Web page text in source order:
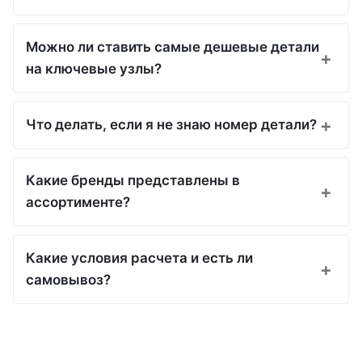
Можно ли ставить самые дешевые детали
на ключевые узлы?
Что делать, если я не знаю номер детали?
Какие бренды представлены в
ассортименте?
Какие условия расчета и есть ли
самовывоз?